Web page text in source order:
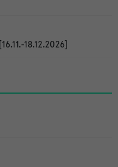
18.12.2026]